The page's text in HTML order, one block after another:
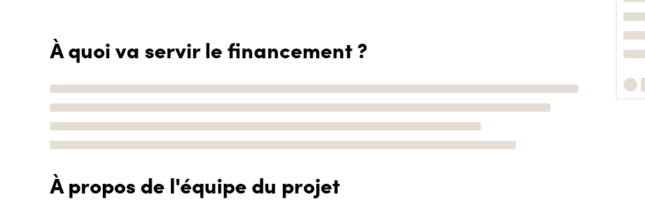
À quoi va servir le financement ?
À propos de l'équipe du projet